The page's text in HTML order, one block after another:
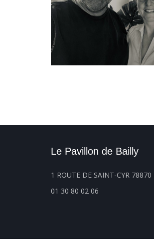
Le Pavillon de Bailly
1 ROUTE DE SAINT-CYR 78870
01 30 80 02 06